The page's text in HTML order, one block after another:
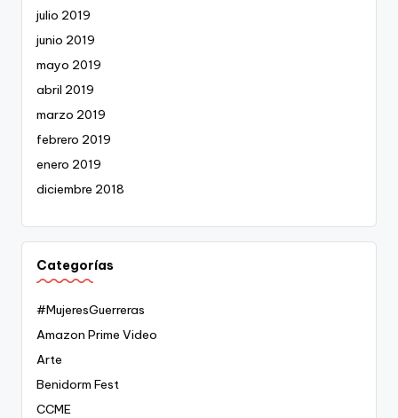
julio 2019
junio 2019
mayo 2019
abril 2019
marzo 2019
febrero 2019
enero 2019
diciembre 2018
Categorías
#MujeresGuerreras
Amazon Prime Video
Arte
Benidorm Fest
CCME